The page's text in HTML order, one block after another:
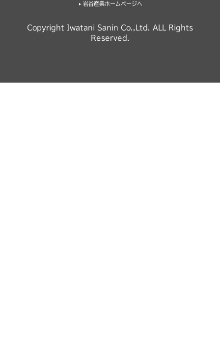
岩谷産業ホームページへ
Copyright Iwatani Sanin Co.,Ltd. ALL Rights
Reserved.